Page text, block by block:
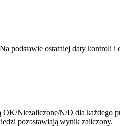
podstawie ostatniej daty kontroli
Niezaliczone/N/D dla
pozostawiają wynik zaliczony.